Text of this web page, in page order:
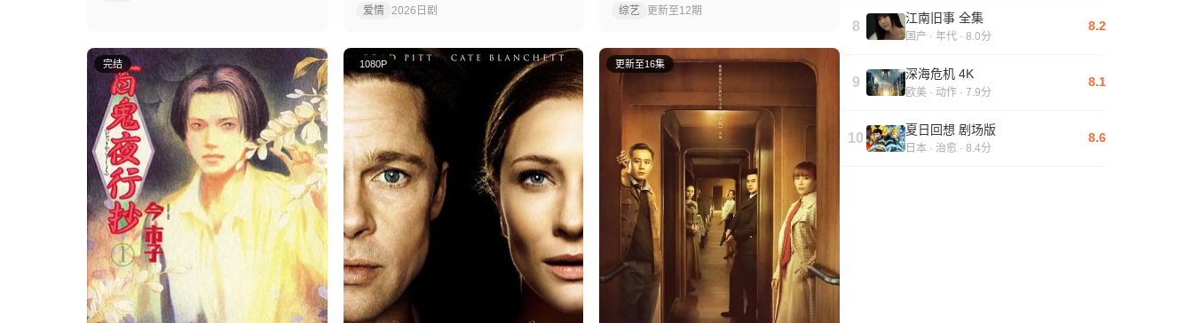
爱情 2026 日剧 综艺 更新至12期
完结 1080P 更新至16集
8
江南旧事 全集
国产 · 年代 · 8.0分
8.2
9
深海危机 4K
欧美 · 动作 · 7.9分
8.1
10
夏日回想 剧场版
日本 · 治愈 · 8.4分
8.6